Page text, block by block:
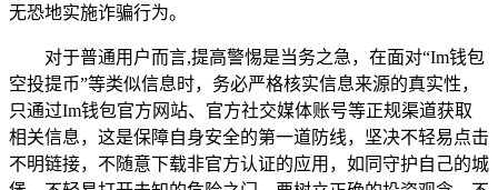
无恐地实施诈骗行为。
对于普通用户而言,提高警惕是当务之急，在面对“Im钱包
空投提币”等类似信息时，务必严格核实信息来源的真实性，
只通过Im钱包官方网站、官方社交媒体账号等正规渠道获取
相关信息，这是保障自身安全的第一道防线，坚决不轻易点击
不明链接，不随意下载非官方认证的应用，如同守护自己的城